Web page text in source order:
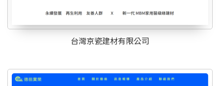
台灣京瓷建材有限公司